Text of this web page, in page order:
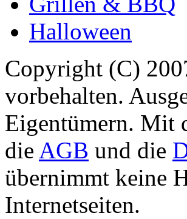
Halloween
Copyright (C)
vorbehalten.
Eigentümern. Mit
die AGB und die
übernimmt keine
Internetseiten.